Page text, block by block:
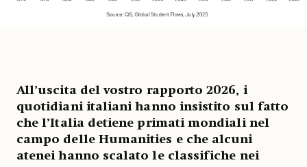
All’uscita del vostro rapporto 2026, i
quotidiani italiani hanno insistito sul fatto
che l’Italia detiene primati mondiali nel
campo delle Humanities e che alcuni
atenei hanno scalato le classifiche nei